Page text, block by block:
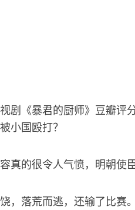
剧《暴君的厨师》豆瓣评
小国殴打？
真的很令人气愤，明朝使
，落荒而逃，还输了比赛。